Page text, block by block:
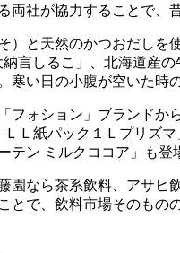
社が協力することで
と天然のかつおだしを
言しるこ」、北海道産
い日の小腹が空いた時
ォション」ブランドか
Ｌ紙パック１Ｌプリズ
ン ミルクココア」も
なら茶系飲料、アサヒ
とで、飲料市場そのも